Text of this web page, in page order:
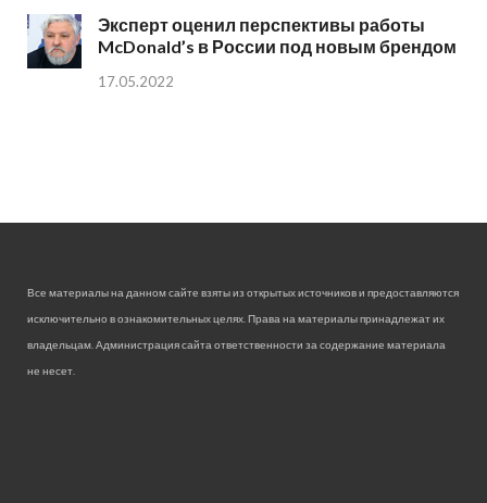
Эксперт оценил перспективы работы
McDonald’s в России под новым брендом
17.05.2022
Все материалы на данном сайте взяты из открытых источников и предоставляются
исключительно в ознакомительных целях. Права на материалы принадлежат их
владельцам. Администрация сайта ответственности за содержание материала
не несет.